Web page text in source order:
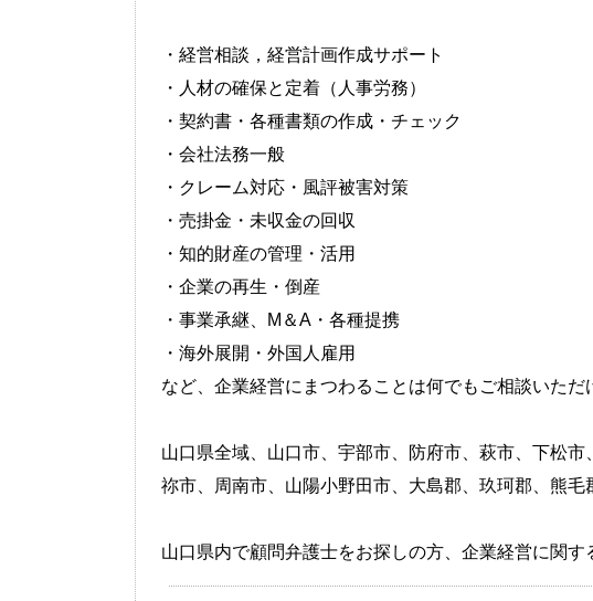
・経営相談，経営計画作成サポート
・人材の確保と定着（人事労務）
・契約書・各種書類の作成・チェック
・会社法務一般
・クレーム対応・風評被害対策
・売掛金・未収金の回収
・知的財産の管理・活用
・企業の再生・倒産
・事業承継、M＆A・各種提携
・海外展開・外国人雇用
など、企業経営にまつわることは何でもご相談いただ
山口県全域、山口市、宇部市、防府市、萩市、下松
祢市、周南市、山陽小野田市、大島郡、玖珂郡、熊毛
山口県内で顧問弁護士をお探しの方、企業経営に関す